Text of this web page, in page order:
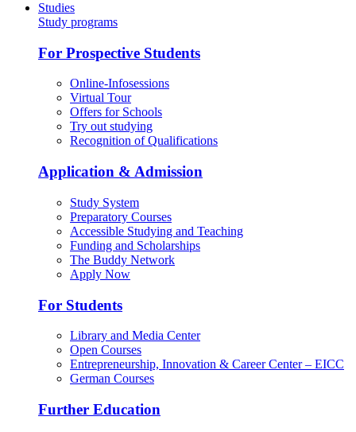
Studies
Study programs
For Prospective Students
Online-Infosessions
Virtual Tour
Offers for Schools
Try out studying
Recognition of Qualifications
Application & Admission
Study System
Preparatory Courses
Accessible Studying and Teaching
Funding and Scholarships
The Buddy Network
Apply Now
For Students
Library and Media Center
Open Courses
Entrepreneurship, Innovation & Career Center – EICC
German Courses
Further Education